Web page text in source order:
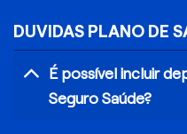
DUVIDAS PLANO DE
É possível incluir
Seguro Saúde?